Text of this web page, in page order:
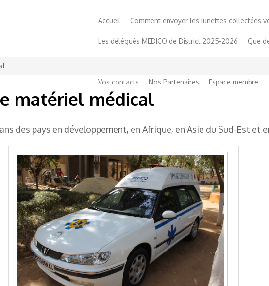
Accueil Comment envoyer les lunettes collectées
Les délégués MEDICO de District 2025-2026 Que
Vos contacts Nos Partenaires Espace membre
matériel médical
des pays en développement, en Afrique, en Asie du Sud-Est et